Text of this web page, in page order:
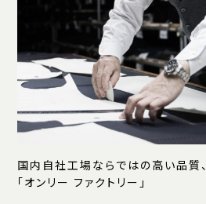
国内自社工場ならではの高い品質、
「オンリー ファクトリー」